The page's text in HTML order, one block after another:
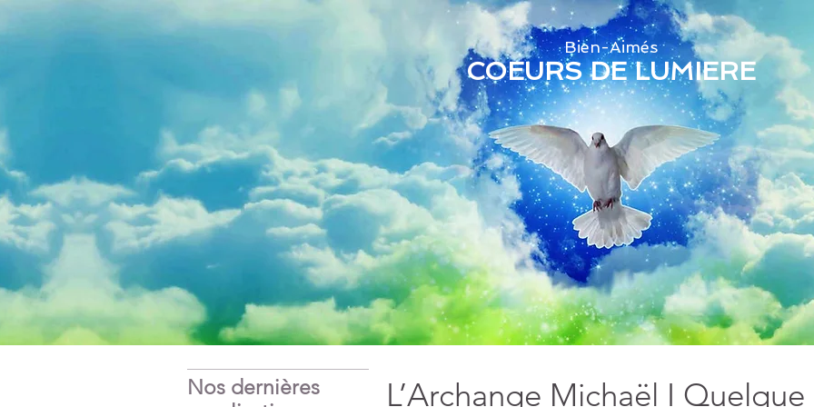
Bien-Aimés
COEURS DE LUMIERE
Nos dernières
L’Archange Michaël I Quelque